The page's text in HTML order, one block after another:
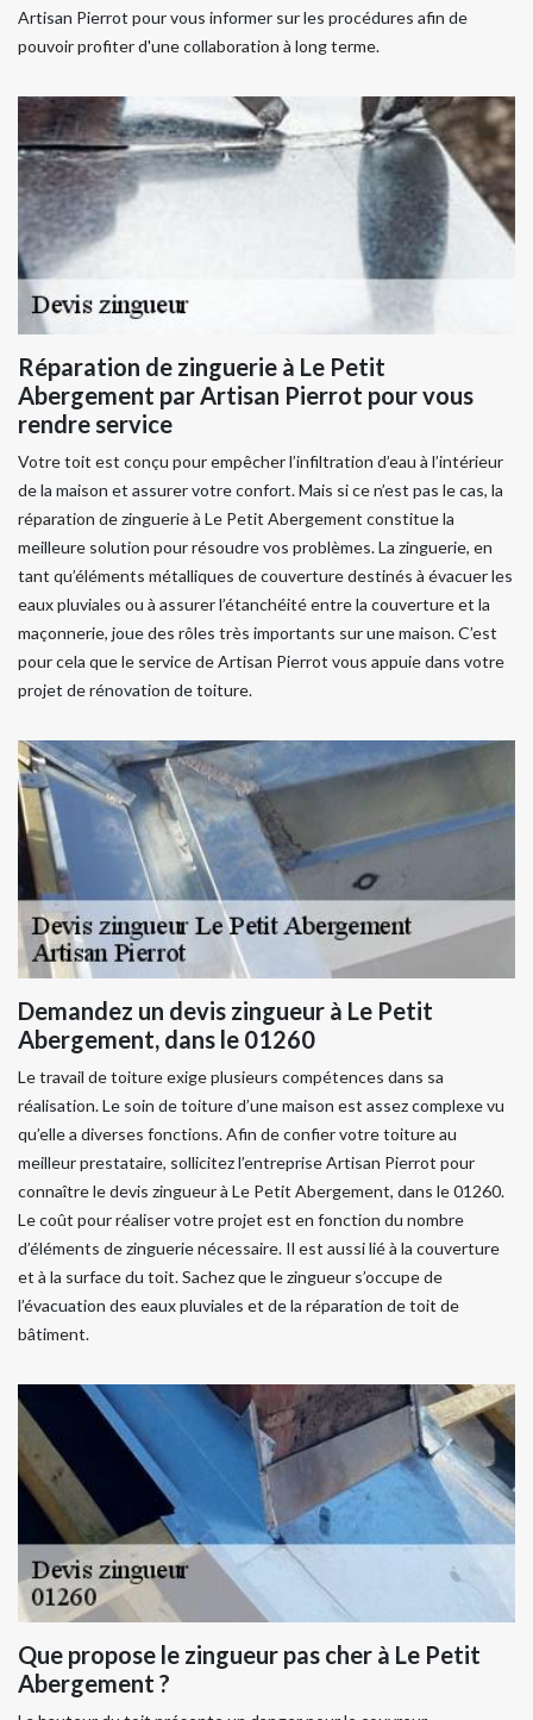
Artisan Pierrot pour vous informer sur les procédures afin de
pouvoir profiter d'une collaboration à long terme.
Réparation de zinguerie à Le Petit
Abergement par Artisan Pierrot pour vous
rendre service
Votre toit est conçu pour empêcher l’infiltration d’eau à l’intérieur
de la maison et assurer votre confort. Mais si ce n’est pas le cas, la
réparation de zinguerie à Le Petit Abergement constitue la
meilleure solution pour résoudre vos problèmes. La zinguerie, en
tant qu’éléments métalliques de couverture destinés à évacuer les
eaux pluviales ou à assurer l’étanchéité entre la couverture et la
maçonnerie, joue des rôles très importants sur une maison. C’est
pour cela que le service de Artisan Pierrot vous appuie dans votre
projet de rénovation de toiture.
Demandez un devis zingueur à Le Petit
Abergement, dans le 01260
Le travail de toiture exige plusieurs compétences dans sa
réalisation. Le soin de toiture d’une maison est assez complexe vu
qu’elle a diverses fonctions. Afin de confier votre toiture au
meilleur prestataire, sollicitez l’entreprise Artisan Pierrot pour
connaître le devis zingueur à Le Petit Abergement, dans le 01260.
Le coût pour réaliser votre projet est en fonction du nombre
d’éléments de zinguerie nécessaire. Il est aussi lié à la couverture
et à la surface du toit. Sachez que le zingueur s’occupe de
l’évacuation des eaux pluviales et de la réparation de toit de
bâtiment.
Que propose le zingueur pas cher à Le Petit
Abergement ?